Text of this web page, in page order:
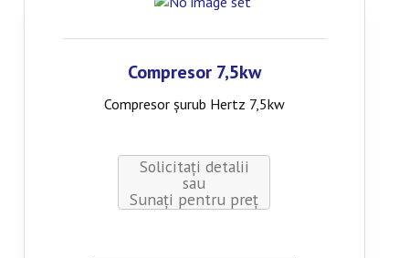
Compresor 7,5kw
Compresor șurub Hertz 7,5kw
Solicitați detalii
sau
Sunaţi pentru preţ